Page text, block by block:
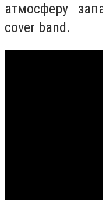
атмосферу
cover band.